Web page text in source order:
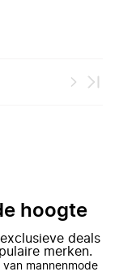
hoogte
deals
merken.
van mannenmode